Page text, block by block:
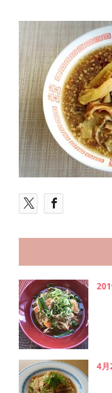
4月